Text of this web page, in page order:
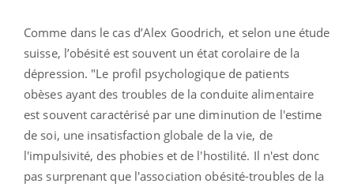
Comme dans le cas d’Alex Goodrich, et selon une étude
suisse, l’obésité est souvent un état corolaire de la
dépression. "Le profil psychologique de patients
obèses ayant des troubles de la conduite alimentaire
est souvent caractérisé par une diminution de l'estime
de soi, une insatisfaction globale de la vie, de
l'impulsivité, des phobies et de l'hostilité. Il n'est donc
pas surprenant que l'association obésité-troubles de la